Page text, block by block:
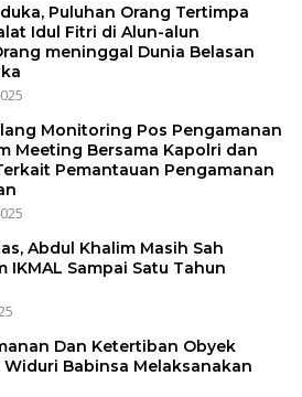
Puluhan Orang Tertimpa
Idul Fitri di Alun-alun
meninggal Dunia Belasan
Monitoring Pos Pengamanan
Meeting Bersama Kapolri dan
Pemantauan Pengamanan
Abdul Khalim Masih Sah
IKMAL Sampai Satu Tahun
Dan Ketertiban Obyek
Babinsa Melaksanakan